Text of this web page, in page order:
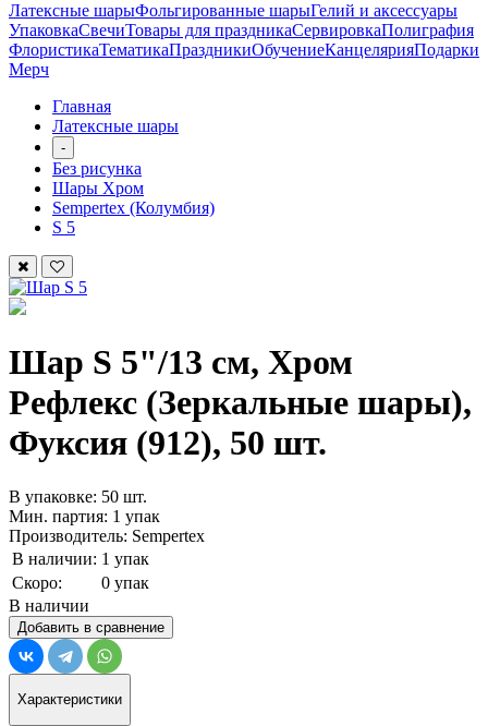
Латексные шарыФольгированные шарыГелий и аксессуары
УпаковкаСвечиТовары для праздникаСервировкаПолиграфия
ФлористикаТематикаПраздникиОбучениеКанцелярияПодарки
Мерч
Главная
Латексные шары
-
Без рисунка
Шары Хром
Sempertex (Колумбия)
S 5
Шар S 5"/13 см, Хром
Рефлекс (Зеркальные шары),
Фуксия (912), 50 шт.
В упаковке: 50 шт.
Мин. партия: 1 упак
Производитель: Sempertex
В наличии: 1 упак
Скоро:
0 упак
В наличии
Добавить в сравнение
Характеристики